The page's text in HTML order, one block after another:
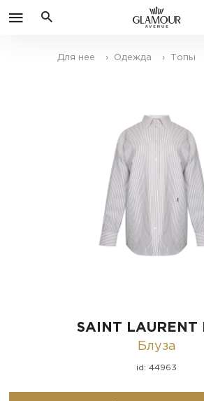
Для нее › Одежда › Топы
SAINT LAURENT
Блуза
id: 44963